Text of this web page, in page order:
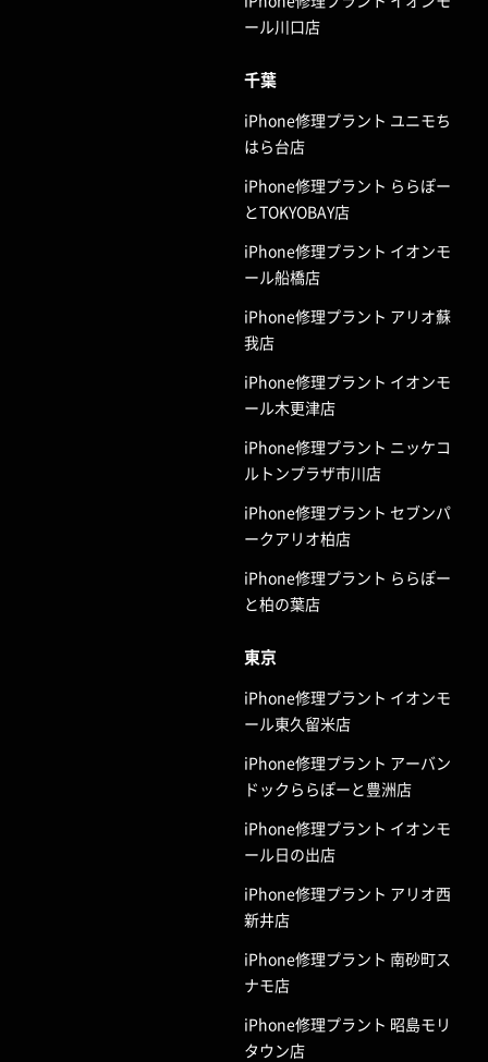
ール川口店
千葉
iPhone修理プラント ユニモち
はら台店
iPhone修理プラント ららぽー
とTOKYOBAY店
iPhone修理プラント イオンモ
ール船橋店
iPhone修理プラント アリオ蘇
我店
iPhone修理プラント イオンモ
ール木更津店
iPhone修理プラント ニッケコ
ルトンプラザ市川店
iPhone修理プラント セブンパ
ークアリオ柏店
iPhone修理プラント ららぽー
と柏の葉店
東京
iPhone修理プラント イオンモ
ール東久留米店
iPhone修理プラント アーバン
ドックららぽーと豊洲店
iPhone修理プラント イオンモ
ール日の出店
iPhone修理プラント アリオ西
新井店
iPhone修理プラント 南砂町ス
ナモ店
iPhone修理プラント 昭島モリ
タウン店